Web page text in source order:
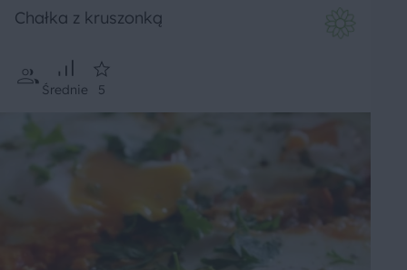
Chałka z kruszonką
Średnie 5